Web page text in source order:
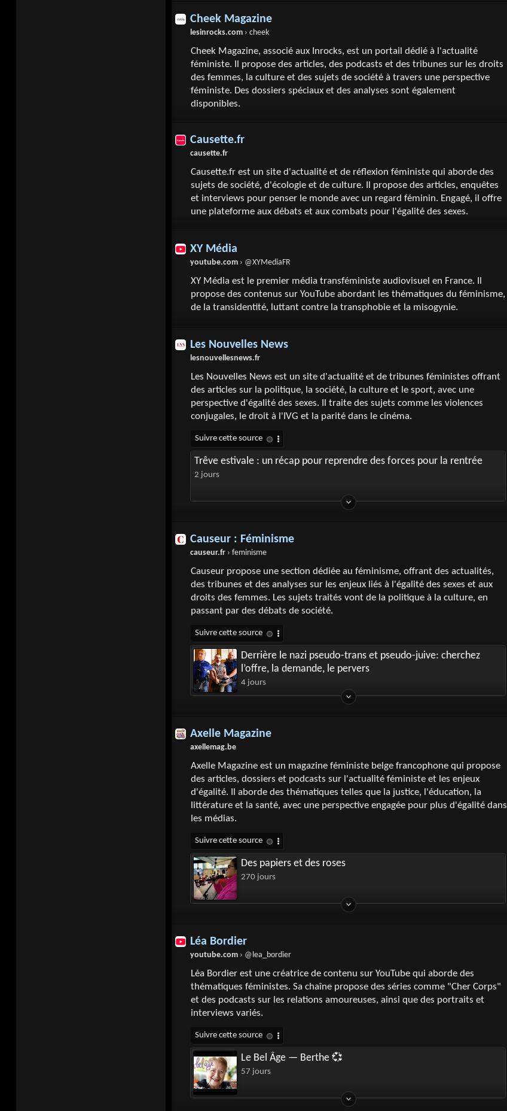
Cheek Magazine
lesinrocks.com › cheek
Cheek Magazine, associé aux Inrocks, est un portail dédié à l'actualité
féministe. Il propose des articles, des podcasts et des tribunes sur les droits
des femmes, la culture et des sujets de société à travers une perspective
féministe. Des dossiers spéciaux et des analyses sont également
disponibles.
Causette.fr
causette.fr
Causette.fr est un site d'actualité et de réflexion féministe qui aborde des
sujets de société, d'écologie et de culture. Il propose des articles, enquêtes
et interviews pour penser le monde avec un regard féminin. Engagé, il offre
une plateforme aux débats et aux combats pour l'égalité des sexes.
XY Média
youtube.com › @XYMediaFR
XY Média est le premier média transféministe audiovisuel en France. Il
propose des contenus sur YouTube abordant les thématiques du féminisme,
de la transidentité, luttant contre la transphobie et la misogynie.
Les Nouvelles News
lesnouvellesnews.fr
Les Nouvelles News est un site d'actualité et de tribunes féministes offrant
des articles sur la politique, la société, la culture et le sport, avec une
perspective d'égalité des sexes. Il traite des sujets comme les violences
conjugales, le droit à l'IVG et la parité dans le cinéma.
Trêve estivale : un récap pour reprendre des forces pour la rentrée
2 jours
Causeur : Féminisme
causeur.fr › feminisme
Causeur propose une section dédiée au féminisme, offrant des actualités,
des tribunes et des analyses sur les enjeux liés à l'égalité des sexes et aux
droits des femmes. Les sujets traités vont de la politique à la culture, en
passant par des débats de société.
Derrière le nazi pseudo-trans et pseudo-juive: cherchez
l’offre, la demande, le pervers
4 jours
Axelle Magazine
axellemag.be
Axelle Magazine est un magazine féministe belge francophone qui propose
des articles, dossiers et podcasts sur l'actualité féministe et les enjeux
d'égalité. Il aborde des thématiques telles que la justice, l'éducation, la
littérature et la santé, avec une perspective engagée pour plus d'égalité dans
les médias.
Des papiers et des roses
270 jours
Léa Bordier
youtube.com › @lea_bordier
Léa Bordier est une créatrice de contenu sur YouTube qui aborde des
thématiques féministes. Sa chaîne propose des séries comme "Cher Corps"
et des podcasts sur les relations amoureuses, ainsi que des portraits et
interviews variés.
Le Bel Âge — Berthe 💞
57 jours